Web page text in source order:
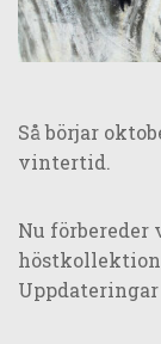
Så börjar
vintertid.
Nu
Uppdateringar